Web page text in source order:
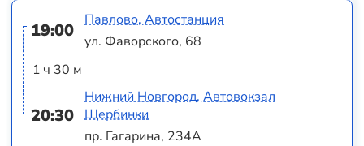
19:00
1 ч 30 м
20:30
Павлово, Автостанция
ул. Фаворского, 68
Нижний Новгород, Автовокзал
Щербинки
пр. Гагарина, 234А